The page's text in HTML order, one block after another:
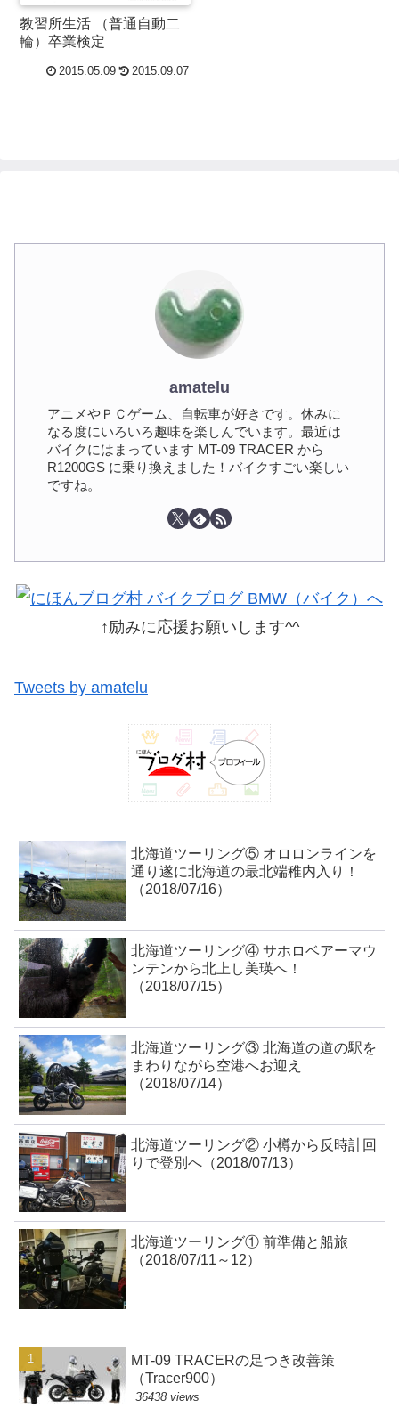
教習所生活 （普通自動二
輪）卒業検定
2015.05.09 2015.09.07
amatelu
アニメやＰＣゲーム、自転車が好きです。休みに
なる度にいろいろ趣味を楽しんでいます。最近は
バイクにはまっています MT-09 TRACER から
R1200GS に乗り換えました！バイクすごい楽しい
ですね。
↑励みに応援お願いします^^
Tweets by amatelu
北海道ツーリング⑤ オロロンラインを
通り遂に北海道の最北端稚内入り！
（2018/07/16）
北海道ツーリング④ サホロベアーマウ
ンテンから北上し美瑛へ！
（2018/07/15）
北海道ツーリング③ 北海道の道の駅を
まわりながら空港へお迎え
（2018/07/14）
北海道ツーリング② 小樽から反時計回
りで登別へ（2018/07/13）
北海道ツーリング① 前準備と船旅
（2018/07/11～12）
MT-09 TRACERの足つき改善策
（Tracer900）
36438 views